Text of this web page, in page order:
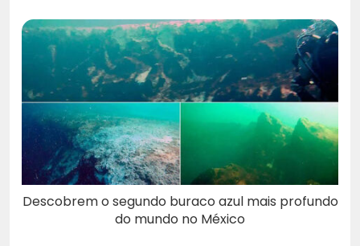
Descobrem o segundo buraco azul mais profundo
do mundo no México